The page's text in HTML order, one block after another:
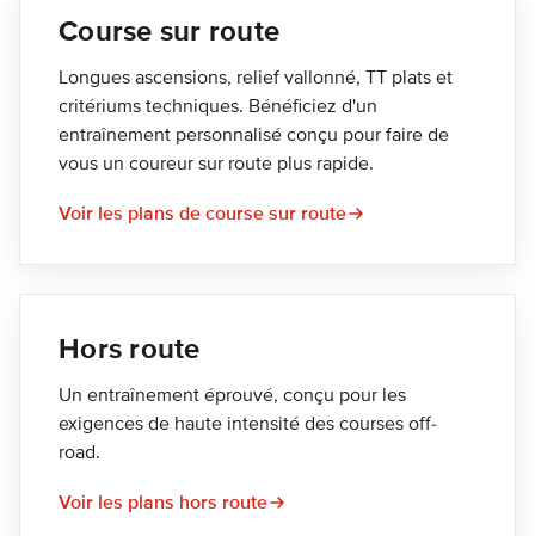
Course sur route
Longues ascensions, relief vallonné, TT plats et
critériums techniques. Bénéficiez d'un
entraînement personnalisé conçu pour faire de
vous un coureur sur route plus rapide.
Voir les plans de course sur route
Hors route
Un entraînement éprouvé, conçu pour les
exigences de haute intensité des courses off-
road.
Voir les plans hors route